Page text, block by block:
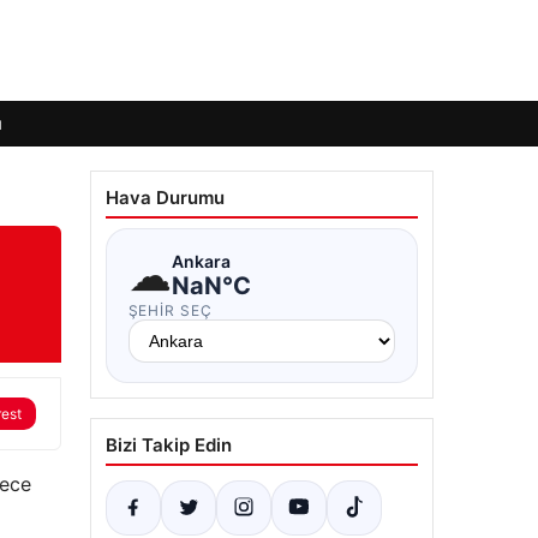
Hava Durumu
☁Ankara
NaN°C
ŞEHIR SEÇ
Bizi Takip Edin